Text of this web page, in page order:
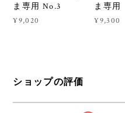
ま専用 No.3
¥9,020
ま専用
¥9,300
ショップの評価